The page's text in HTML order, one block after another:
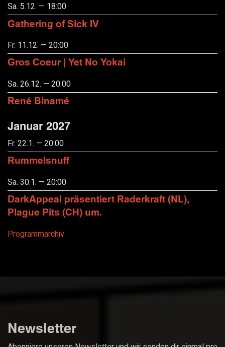
Sa. 5.12. — 18:00
Gathering of Sick IV
Fr. 11.12. — 20:00
Gros Coeur | Yet No Yokai
Sa. 26.12. — 20:00
René Binamé
Januar 2027
Fr. 22.1. — 20:00
Rummelsnuff
Sa. 30.1. — 20:00
DarkAppeal präsentiert Raderkraft (NL),
Plague Pits (CH) um.
Programmarchiv
Newsletter